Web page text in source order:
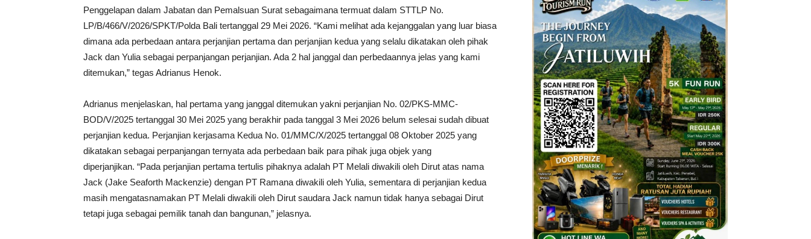
Penggelapan dalam Jabatan dan Pemalsuan Surat sebagaimana termuat dalam STTLP No.
LP/B/466/V/2026/SPKT/Polda Bali tertanggal 29 Mei 2026. “Kami melihat ada kejanggalan yang luar biasa
dimana ada perbedaan antara perjanjian pertama dan perjanjian kedua yang selalu dikatakan oleh pihak
Jack dan Yulia sebagai perpanjangan perjanjian. Ada 2 hal janggal dan perbedaannya jelas yang kami
ditemukan,” tegas Adrianus Henok.
Adrianus menjelaskan, hal pertama yang janggal ditemukan yakni perjanjian No. 02/PKS-MMC-
BOD/V/2025 tertanggal 30 Mei 2025 yang berakhir pada tanggal 3 Mei 2026 belum selesai sudah dibuat
perjanjian kedua. Perjanjian kerjasama Kedua No. 01/MMC/X/2025 tertanggal 08 Oktober 2025 yang
dikatakan sebagai perpanjangan ternyata ada perbedaan baik para pihak juga objek yang
diperjanjikan. “Pada perjanjian pertama tertulis pihaknya adalah PT Melali diwakili oleh Dirut atas nama
Jack (Jake Seaforth Mackenzie) dengan PT Ramana diwakili oleh Yulia, sementara di perjanjian kedua
masih mengatasnamakan PT Melali diwakili oleh Dirut saudara Jack namun tidak hanya sebagai Dirut
tetapi juga sebagai pemilik tanah dan bangunan,” jelasnya.